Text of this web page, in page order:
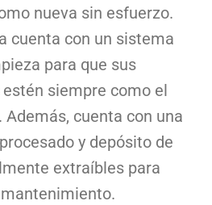
nueva sin esfuerzo.
cuenta con un sistema
para que sus
siempre como el
Además, cuenta con una
y depósito de
extraíbles para